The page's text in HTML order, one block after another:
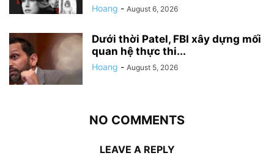
Hoang - August 6, 2026
Dưới thời Patel, FBI xây dựng mối
quan hệ thực thi...
Hoang - August 5, 2026
NO COMMENTS
LEAVE A REPLY